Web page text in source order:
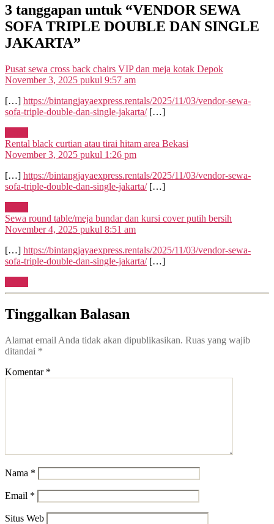
3 tanggapan untuk “VENDOR SEWA
SOFA TRIPLE DOUBLE DAN SINGLE
JAKARTA”
Pusat sewa cross back chairs VIP dan meja kotak Depokberkomentar:
November 3, 2025 pukul 9:57 am
[…] https://bintangjayaexpress.rentals/2025/11/03/vendor-sewa-
sofa-triple-double-dan-single-jakarta/[…]
Rental black curtian atau tirai hitam area Bekasi
November 3, 2025 pukul 1:26 pm
[…] https://bintangjayaexpress.rentals/2025/11/03/vendor-sewa-
sofa-triple-double-dan-single-jakarta/[…]
Sewa round table/meja bundar dan kursi cover putih bersih
November 4, 2025 pukul 8:51 am
[…] https://bintangjayaexpress.rentals/2025/11/03/vendor-sewa-
sofa-triple-double-dan-single-jakarta/[…]
Tinggalkan Balasan
Alamat email Anda tidak akan dipublikasikan. Ruas yang wajib
ditandai *
Komentar *
Nama *
Email *
Situs Web